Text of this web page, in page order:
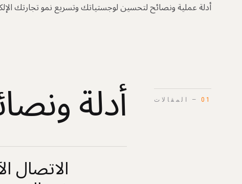
أدلة عملية ونصائح لتحسين لوجستياتك وتسريع نمو تجارتك
01— المقالات أدلة